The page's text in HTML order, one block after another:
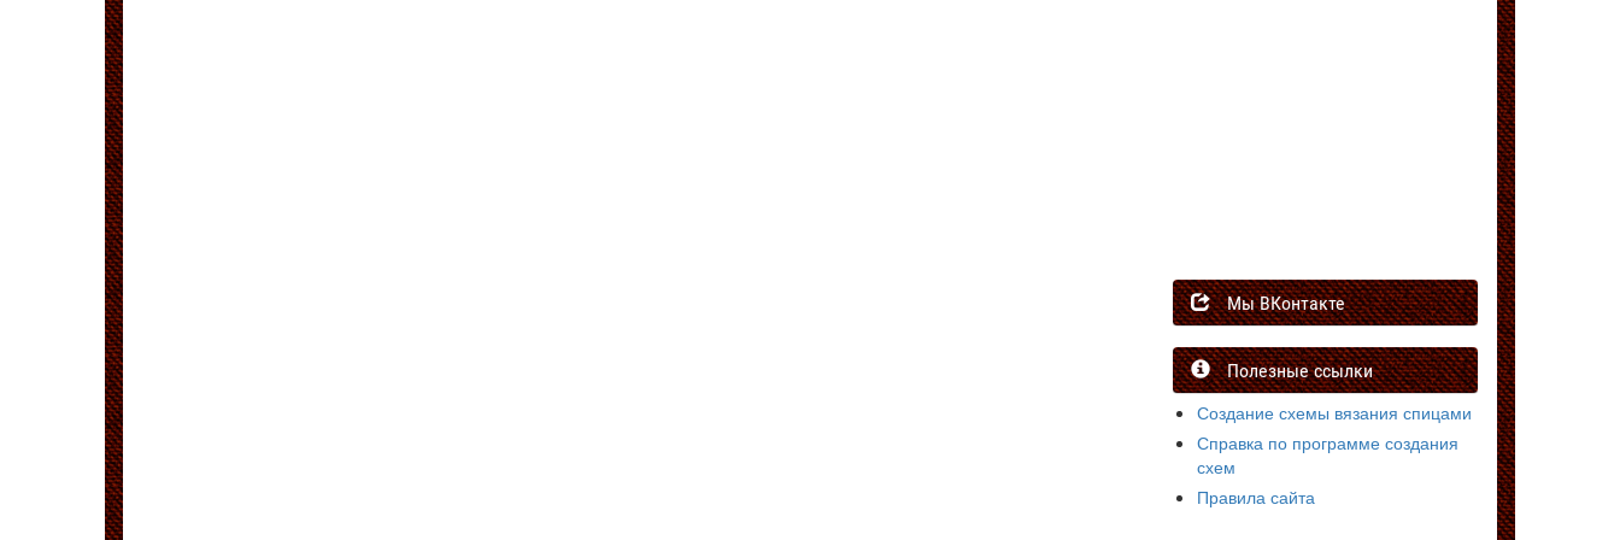
Мы ВКонтакте
Полезные ссылки
Создание схемы вязания спицами
Справка по программе создания
схем
Правила сайта